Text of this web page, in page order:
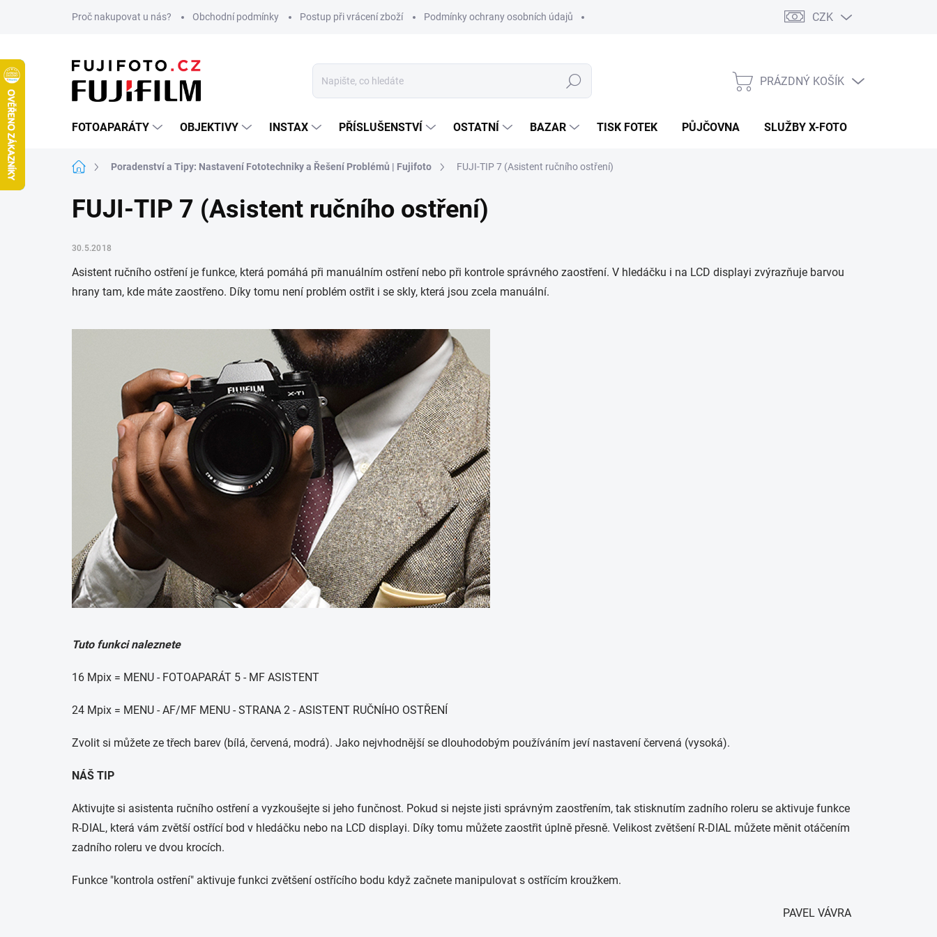
Proč nakupovat u nás? Obchodní podmínky Postup při vrácení zboží Podmínky ochrany osobních údajů CZK
Hledat
NÁKUPNÍ
PRÁZDNÝ KOŠÍK
FOTOAPARÁTY OBJEKTIVY INSTAX PŘÍSLUŠENSTVÍ OSTATNÍ BAZAR TISK FOTEK PŮJČOVNA SLUŽBY X-FOTO
Domů Poradenství a Tipy: Nastavení Fototechniky a Řešení Problémů | Fujifoto FUJI-TIP 7 (Asistent ručního ostření)
FUJI-TIP 7 (Asistent ručního ostření)
30.5.2018
Asistent ručního ostření je funkce, která pomáhá při manuálním ostření nebo při kontrole správného zaostření. V hledáčku i na LCD displayi zvýrazňuje barvou
hrany tam, kde máte zaostřeno. Díky tomu není problém ostřit i se skly, která jsou zcela manuální.
Tuto funkci naleznete
16 Mpix = MENU - FOTOAPARÁT 5 - MF ASISTENT
24 Mpix = MENU - AF/MF MENU - STRANA 2 - ASISTENT RUČNÍHO OSTŘENÍ
Zvolit si můžete ze třech barev (bílá, červená, modrá). Jako nejvhodnější se dlouhodobým používáním jeví nastavení červená (vysoká).
NÁŠ TIP
Aktivujte si asistenta ručního ostření a vyzkoušejte si jeho funčnost. Pokud si nejste jisti správným zaostřením, tak stisknutím zadního roleru se aktivuje funkce
R-DIAL, která vám zvětší ostřící bod v hledáčku nebo na LCD displayi. Díky tomu můžete zaostřit úplně přesně. Velikost zvětšení R-DIAL můžete měnit otáčením
zadního roleru ve dvou krocích.
Funkce "kontrola ostření" aktivuje funkci zvětšení ostřícího bodu když začnete manipulovat s ostřícím kroužkem.
PAVEL VÁVRA